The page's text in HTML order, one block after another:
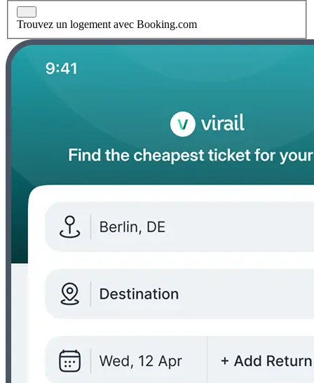
Trouvez un logement avec Booking.com